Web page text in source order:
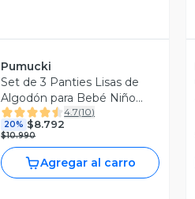
Pumucki
Set de 3 Panties Lisas de
Algodón para Bebé Niño
Pumucki
4.7(10)
20% $8.792
$10.990
Agregar al carro